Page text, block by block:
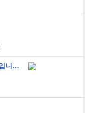
안녕하세요 온길행정사사무소입니다. G1비자 많이 있습니다.